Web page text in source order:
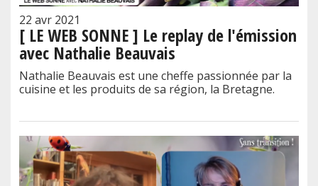
22 avr 2021
[ LE WEB SONNE ] Le replay de l'émission
avec Nathalie Beauvais
Nathalie Beauvais est une cheffe passionnée par la
cuisine et les produits de sa région, la Bretagne.